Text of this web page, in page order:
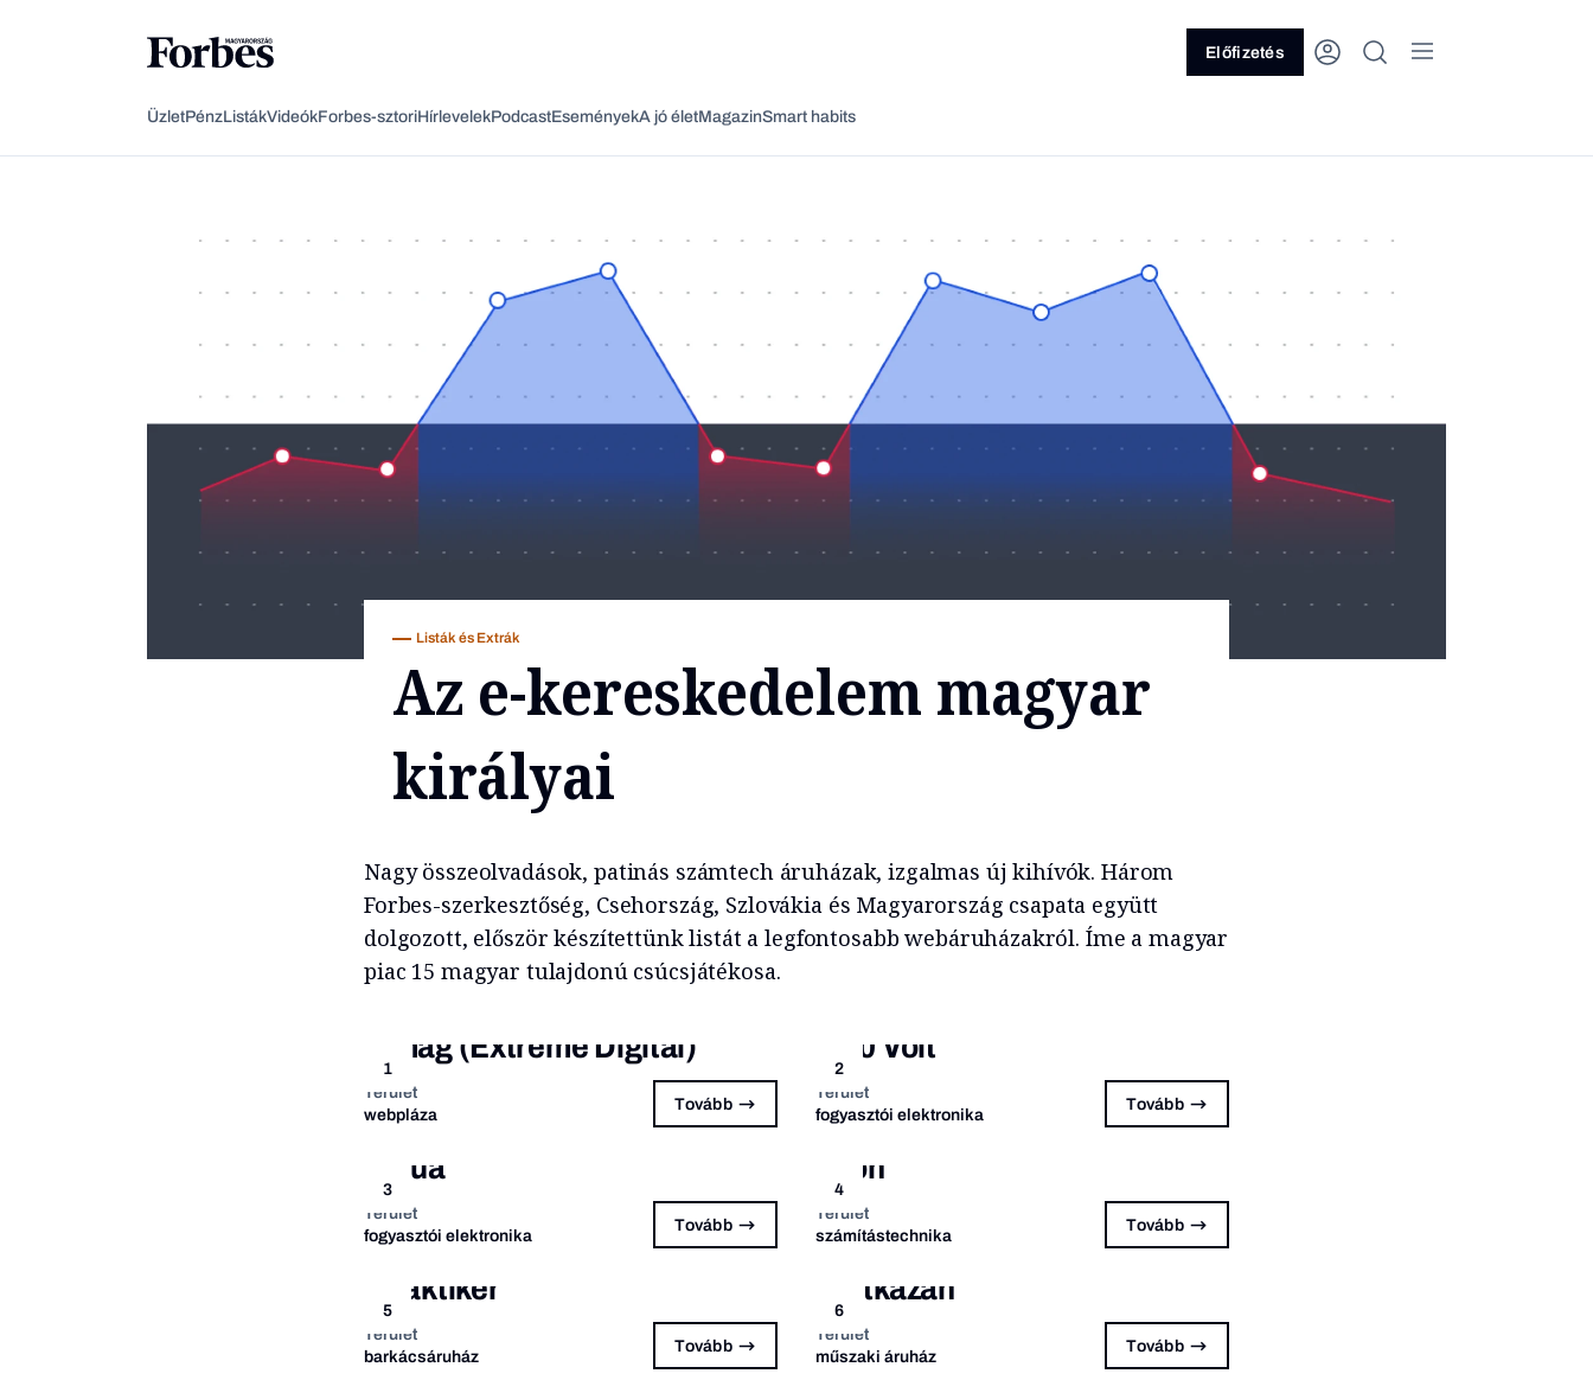
Vagy fedezze fel a következő témákat
Üzlet Pénz Zöld Legyél jobb!
Előfizetés
ÜzletPénzListákVideókForbes-sztoriHírlevelekPodcastEseményekA jó életMagazinSmart habits
Listák és Extrák
Az e-kereskedelem magyar
királyai
Nagy összeolvadások, patinás számtech áruházak, izgalmas új kihívók. Három
Forbes-szerkesztőség, Csehország, Szlovákia és Magyarország csapata együtt
dolgozott, először készítettünk listát a legfontosabb webáruházakról. Íme a magyar
piac 15 magyar tulajdonú csúcsjátékosa.
1
Emag (Extreme Digital)
Terület
webpláza
Tovább
2
220 Volt
Terület
fogyasztói elektronika
Tovább
3
Aqua
Terület
fogyasztói elektronika
Tovább
4
Ipon
Terület
számítástechnika
Tovább
5
Praktiker
Terület
barkácsáruház
Tovább
6
Netkazán
Terület
műszaki áruház
Tovább